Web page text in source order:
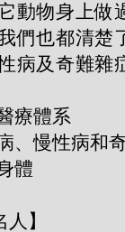
動物身上做
們也都清楚
病及奇難雜
療體系
、慢性病和
體
】